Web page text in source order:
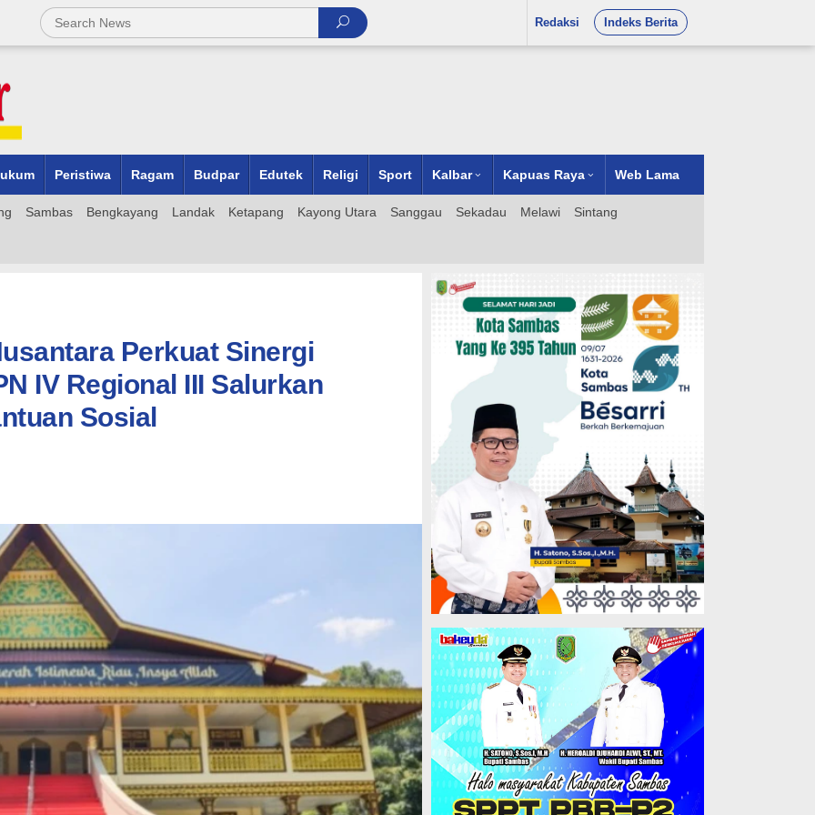
Redaksi Indeks Berita
Peristiwa Ragam Budpar Edutek Religi Sport Kalbar Kapuas Raya Web Lama
Sambas Bengkayang Landak Ketapang Kayong Utara Sanggau Sekadau Melawi Sintang
Perkuat Sinergi
IV Regional III Salurkan
Sosial